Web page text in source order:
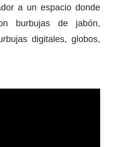
a un espacio donde
burbujas de jabón,
digitales, globos,